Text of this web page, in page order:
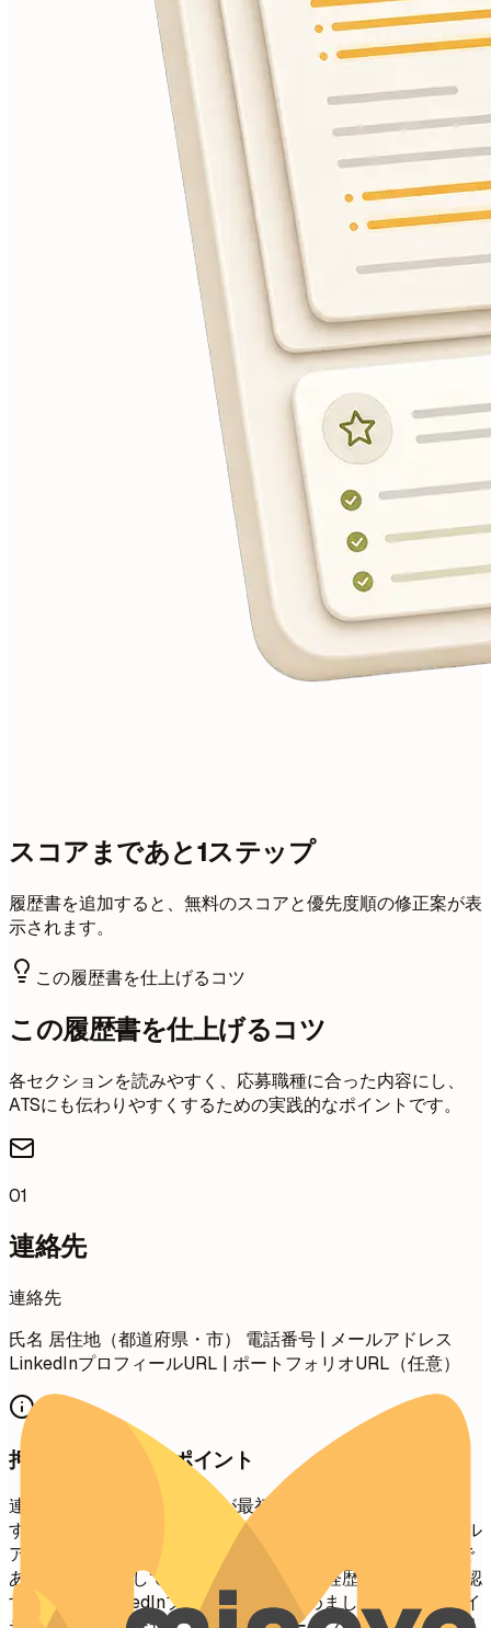
スコアまであと1ステップ
履歴書を追加すると、無料のスコアと優先度順の修正案が表
示されます。
この履歴書を仕上げるコツ
この履歴書を仕上げるコツ
各セクションを読みやすく、応募職種に合った内容にし、
ATSにも伝わりやすくするための実践的なポイントです。
01
連絡先
連絡先
氏名 居住地（都道府県・市） 電話番号 | メールアドレス
LinkedInプロフィールURL | ポートフォリオURL（任意）
押さえておきたいポイント
連絡先情報は、採用担当者が最初に目にするセクションで
す。簡潔かつプロフェッショナルにまとめましょう。メール
アドレスは適切（例：
firstname.lastname@gmail.com
）で
あることを確認してください。専門的な経歴を包括的に確認
するためにLinkedInプロフィールを含めましょう。クリエイ